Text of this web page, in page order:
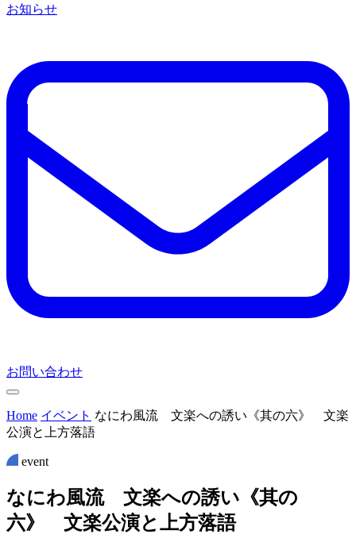
お知らせ
お問い合わせ
Home イベント なにわ風流 文楽への誘い《其の六》 文楽
公演と上方落語
event
なにわ風流 文楽への誘い 《其の
六》 文楽公演と上方落語